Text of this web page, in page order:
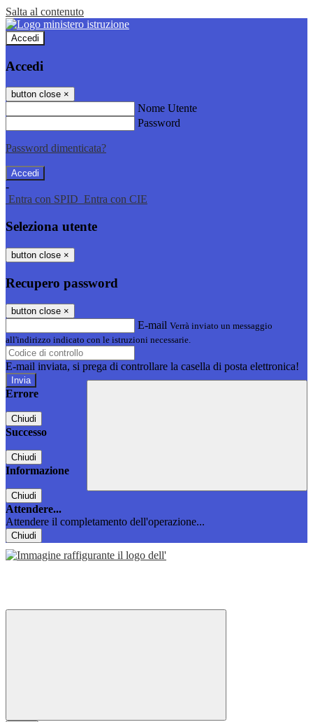
Salta al contenuto
Accedi
Accedi
button close ×
Nome Utente
Password
Password dimenticata?
-
Entra con SPID Entra con CIE
Seleziona utente
button close ×
Recupero password
button close ×
E-mail Verrà inviato un messaggio
all'indirizzo indicato con le istruzioni necessarie.
E-mail inviata, si prega di controllare la casella di posta elettronica!
Errore
Chiudi
Successo
Chiudi
Informazione
Chiudi
Attendere...
Attendere il completamento dell'operazione...
Chiudi